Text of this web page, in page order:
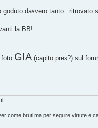
goduto davvero tanto..
la BB!
foto GIA(capito pres?) sul
come bruti ma per seguire virtute e